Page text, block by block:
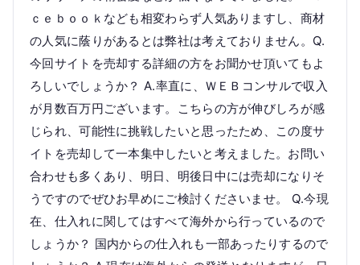
ｃｅｂｏｏｋなども相変わらず人気ありますし、商材
の人気に蔭りがあるとは弊社は考えておりません。Q.
今回サイトを売却する詳細の方をお聞かせ頂いてもよ
ろしいでしょうか？ A.率直に、ＷＥＢコンサルで収入
が月数百万円ございます。こちらの方が伸びしろが感
じられ、可能性に挑戦したいと思ったため、この度サ
イトを売却して一本集中したいと考えました。お問い
合わせも多くあり、明日、明後日中には売却になりそ
うですのでぜひお早めにご検討くださいませ。 Q.今現
在、仕入れに関してはすべて海外から行っているので
しょうか？ 国内からの仕入れも一部あったりするので